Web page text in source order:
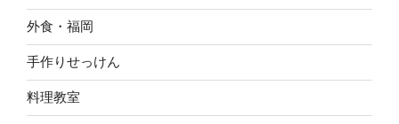
外食・福岡
手作りせっけん
料理教室